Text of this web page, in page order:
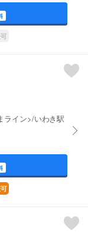
ライン>/いわき駅